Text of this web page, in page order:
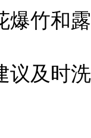
爆竹和
议及时